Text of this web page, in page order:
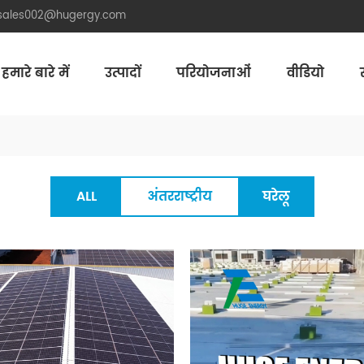
हमारे बारे में उत्पादों परियोजनाओं वीडियो
ALL अंतरराष्ट्रीय घरेलू